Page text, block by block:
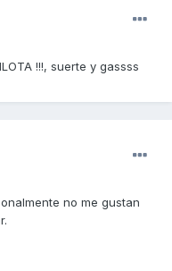
!!!, suerte y gassss
no me gustan